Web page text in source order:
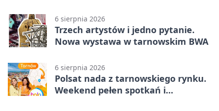
6 sierpnia 2026
Trzech artystów i jedno pytanie.
Nowa wystawa w tarnowskim BWA
6 sierpnia 2026
Polsat nada z tarnowskiego rynku.
Weekend pełen spotkań i